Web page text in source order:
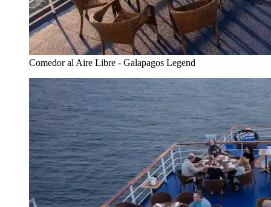
Comedor al Aire Libre - Galapagos Legend